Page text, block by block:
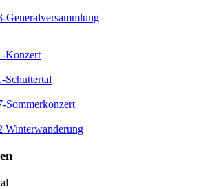
Generalversammlung
Konzert
Schuttertal
Sommerkonzert
Winterwanderung